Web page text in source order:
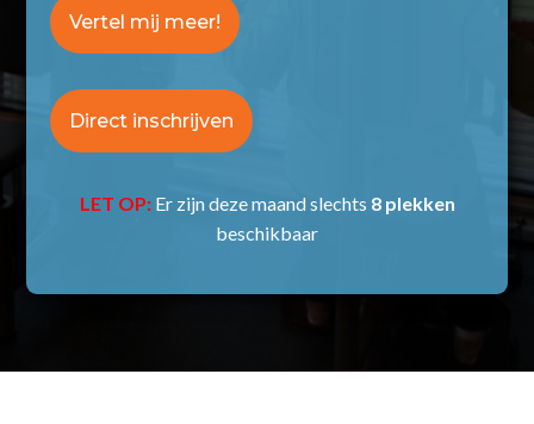
Vertel mij meer!
Direct inschrijven
LET OP:Er zijn deze maand slechts 8 plekken
beschikbaar